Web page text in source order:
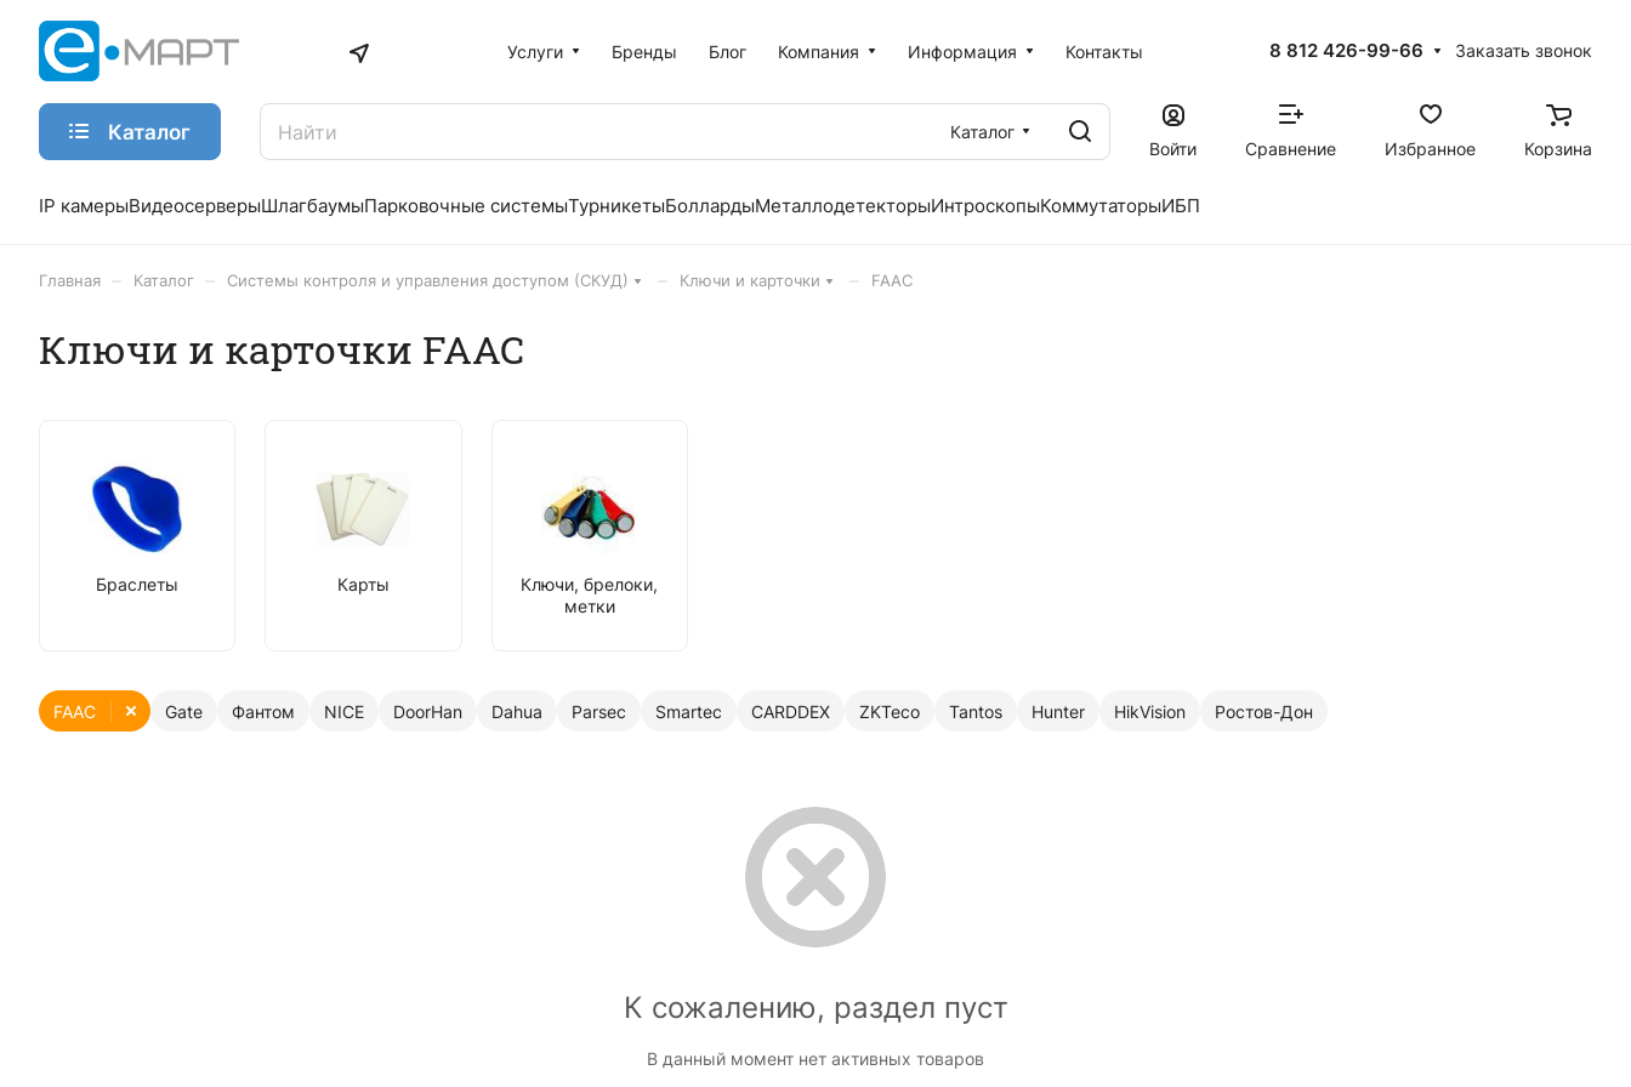
Услуги Бренды Блог Компания Информация Контакты 8 812 426-99-66 Заказать звонок
Каталог
Каталог
Войти
Сравнение Избранное Корзина
IP камерыВидеосерверыШлагбаумыПарковочные системыТурникетыБоллардыМеталлодетекторыИнтроскопыКоммутаторыИБП
Главная Каталог Системы контроля и управления доступом (СКУД) Ключи и карточки FAAC
Ключи и карточки FAAC
Браслеты Карты
Ключи, брелоки,
метки
Gate Фантом NICE
FAAC DoorHan Dahua Parsec Smartec CARDDEX ZKTeco Tantos Hunter HikVision Ростов-Дон
К сожалению, раздел пуст
В данный момент нет активных товаров